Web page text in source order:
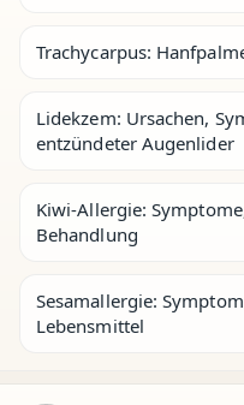
Trachycarpus:
Lidekzem: Ursachen,
entzündeter Augenlider
Kiwi-Allergie:
Behandlung
Sesamallergie:
Lebensmittel